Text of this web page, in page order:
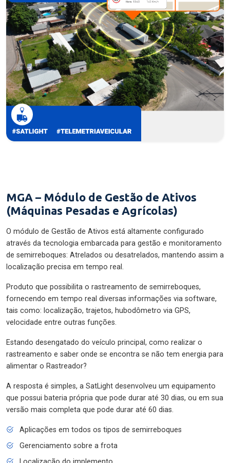
MGA – Módulo de Gestão de Ativos
(Máquinas Pesadas e Agrícolas)
O módulo de Gestão de Ativos está altamente configurado
através da tecnologia embarcada para gestão e monitoramento
de semirreboques: Atrelados ou desatrelados, mantendo assim a
localização precisa em tempo real.
Produto que possibilita o rastreamento de semirreboques,
fornecendo em tempo real diversas informações via software,
tais como: localização, trajetos, hubodômetro via GPS,
velocidade entre outras funções.
Estando desengatado do veículo principal, como realizar o
rastreamento e saber onde se encontra se não tem energia para
alimentar o Rastreador?
A resposta é simples, a SatLight desenvolveu um equipamento
que possui bateria própria que pode durar até 30 dias, ou em sua
versão mais completa que pode durar até 60 dias.
Aplicações em todos os tipos de semirreboques
Gerenciamento sobre a frota